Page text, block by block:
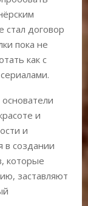
стал договор
пока не
как с
и
и
в создании
которые
заставляют